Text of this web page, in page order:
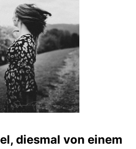
diesmal von einem